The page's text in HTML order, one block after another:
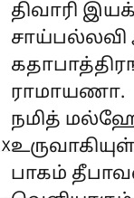
திவாரி
சாய்பல்லவி
ராமாயணா.
நமித்
பாகம்
X